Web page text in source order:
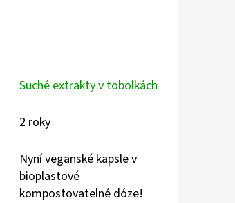
Suché extrakty v tobolkách
2 roky
Nyní veganské kapsle v
bioplastové
kompostovatelné dóze!